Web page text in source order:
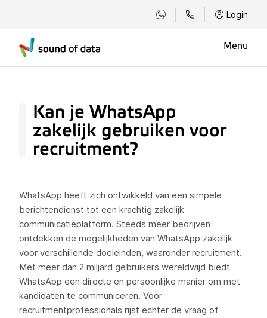
Login
Menu
Kan je WhatsApp
zakelijk gebruiken voor
recruitment?
WhatsApp heeft zich ontwikkeld van een simpele
berichtendienst tot een krachtig zakelijk
communicatieplatform. Steeds meer bedrijven
ontdekken de mogelijkheden van WhatsApp zakelijk
voor verschillende doeleinden, waaronder recruitment.
Met meer dan 2 miljard gebruikers wereldwijd biedt
WhatsApp een directe en persoonlijke manier om met
kandidaten te communiceren. Voor
recruitmentprofessionals rijst echter de vraag of